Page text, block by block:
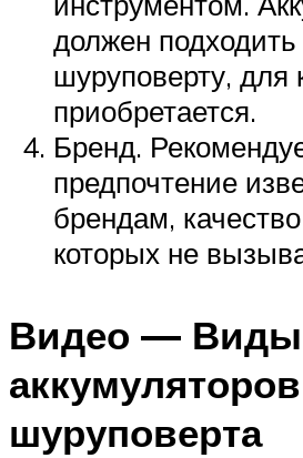
должен подходить
шуруповерту, для
приобретается.
Бренд.
предпочтение
брендам,
которых не
Видео — Виды
шуруповерта